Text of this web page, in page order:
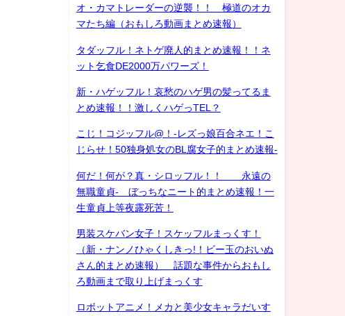
オ・カマトレーダーの逆襲！！ 極道のオカ
マたち編（おもしろ動画まとめ速報）
タダッフル！ネトゲ廃人的まとめ速報！！ネ
ット乞食DE2000万パワーズ！
新・ハゲッフル！哀愁のハゲ男の髪ってるま
とめ速報！！激しくハゲっTEL？
こじ！コジッフル@！-レズっ娘百合ネエ！こ
じらせ！50独身処女のBL腐女子的まとめ速報-
何だ！何が？真・シロッフル！！ 永遠の
無職童貞- ぼっちなニート的まとめ速報！一
生童貞上等夜露死苦！
男装スケバン女子！スケッフルまっくす！
（新・ナンノひゃくしきっ!！ビー玉のおいぬ
さん的まとめ速報） 話題な事件からおもし
ろ動画まで取り上げまっくす
ロボットアニメ！メカと美少女キャラだいす